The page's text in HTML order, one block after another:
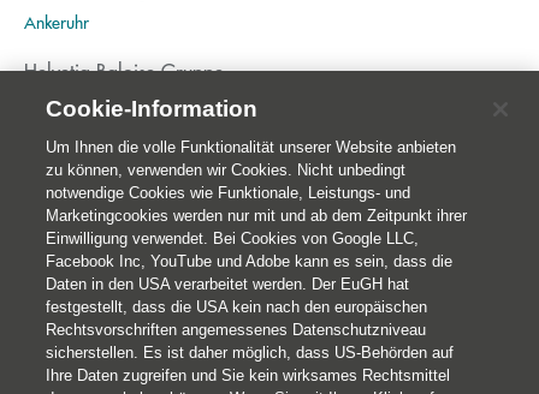
Ankeruhr
Helvetia Baloise Gruppe
Home
Publikationen
Nachhaltigkeit
Cookie-Information
Um Ihnen die volle Funktionalität unserer Website anbieten
zu können, verwenden wir Cookies. Nicht unbedingt
notwendige Cookies wie Funktionale, Leistungs- und
Marketingcookies werden nur mit und ab dem Zeitpunkt ihrer
Einwilligung verwendet. Bei Cookies von Google LLC,
Facebook Inc, YouTube und Adobe kann es sein, dass die
Daten in den USA verarbeitet werden. Der EuGH hat
festgestellt, dass die USA kein nach den europäischen
Rechtsvorschriften angemessenes Datenschutzniveau
sicherstellen. Es ist daher möglich, dass US-Behörden auf
Ihre Daten zugreifen und Sie kein wirksames Rechtsmittel